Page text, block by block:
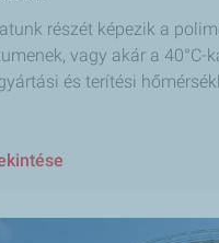
részét képezik a
vagy akár a 40°C-
és terítési